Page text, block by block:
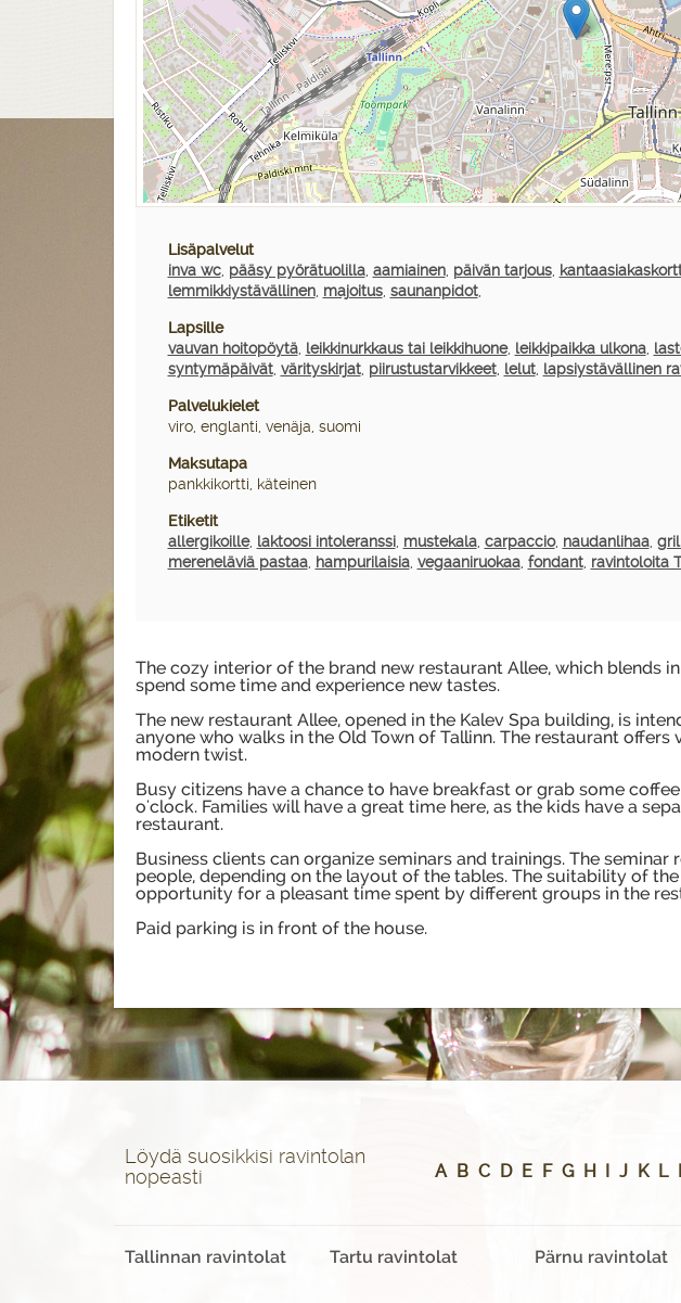
Lisäpalvelut
inva wc, pääsy pyörätuolilla, aamiainen, päivän tarjous,
lemmikkiystävällinen, majoitus, saunanpidot,
Lapsille
vauvan hoitopöytä, leikkinurkkaus tai leikkihuone, leikkipaikka ulkona,
syntymäpäivät, värityskirjat, piirustustarvikkeet, lelut, lapsiystävällinen
Palvelukielet
viro, englanti, venäja, suomi
Maksutapa
pankkikortti, käteinen
Etiketit
allergikoille, laktoosi intoleranssi, mustekala, carpaccio, naudanlihaa,
mereneläviä pastaa, hampurilaisia, vegaaniruokaa, fondant, ravintoloita
The cozy interior of the brand new restaurant Allee, which blends
spend some time and experience new tastes.
The new restaurant Allee, opened in the Kalev Spa building, is
anyone who walks in the Old Town of Tallinn. The restaurant
modern twist.
Busy citizens have a chance to have breakfast or grab some
o'clock. Families will have a great time here, as the kids have a
restaurant.
Business clients can organize seminars and trainings. The
people, depending on the layout of the tables. The suitability of
opportunity for a pleasant time spent by different groups in the
Paid parking is in front of the house.
Löydä suosikkisi ravintolan
nopeasti
A B C D E F G H J K L
Tallinnan ravintolat Tartu ravintolat Pärnu ravintolat